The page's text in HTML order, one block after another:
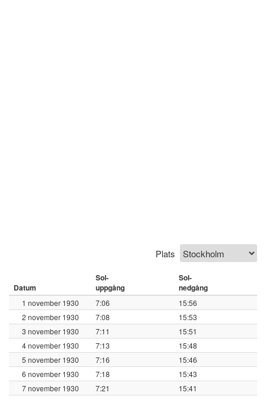
Plats
Datum
Sol-
uppgång
Sol-
nedgång
1 november 1930 7:06
15:56
2 november 1930
7:08
15:53
3 november 1930
7:11
15:51
4 november 1930
7:13
15:48
5 november 1930
7:16
15:46
6 november 1930
7:18
15:43
7 november 1930
7:21
15:41